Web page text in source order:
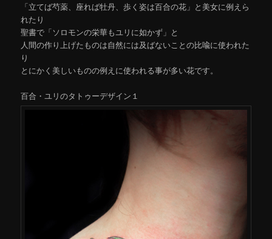
「立てば芍薬、座れば牡丹、歩く姿は百合の花」と美女に例えら
れたり
聖書で「ソロモンの栄華もユリに如かず」と
人間の作り上げたものは自然には及ばないことの比喩に使われた
り
とにかく美しいものの例えに使われる事が多い花です。
百合・ユリのタトゥーデザイン１